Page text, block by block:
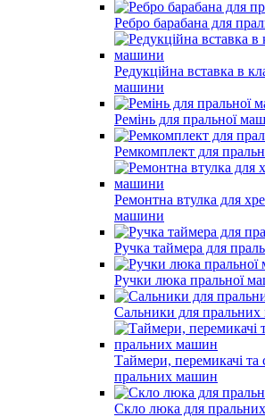
Ребро барабана для
Редукційна вставка в
машини
Ремінь для пральної
Ремкомплект для
Ремонтна втулка для
машини
Ручка таймера для
Ручки люка пральної
Сальники для
Таймери, перемикачі та
пральних машин
Скло люка для